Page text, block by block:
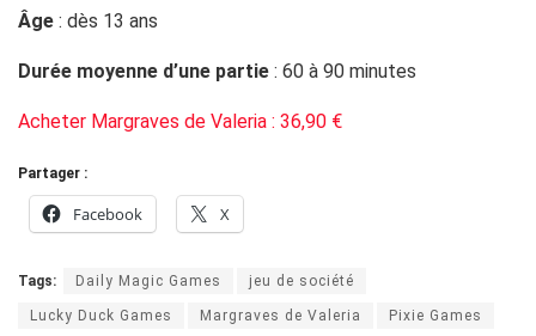
Âge : dès 13 ans
Durée moyenne d’une partie : 60 à 90 minutes
Acheter Margraves de Valeria : 36,90 €
Partager :
Facebook X
Tags: Daily Magic Games jeu de société
Lucky Duck Games Margraves de Valeria Pixie Games